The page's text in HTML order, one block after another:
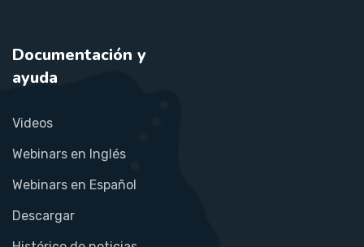
Documentación y
ayuda
Videos
Webinars en Inglés
Webinars en Español
Descargar